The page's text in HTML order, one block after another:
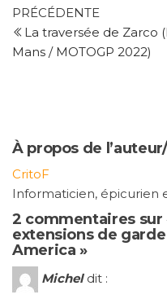
Navigation
de
Article
précédent
PRÉCÉDENTE
La traversée de Zarco
Mans / MOTOGP 2022)
À propos de
CritoF
Informaticien, épicurien
2 commentaires sur
extensions de
America »
Michel dit :